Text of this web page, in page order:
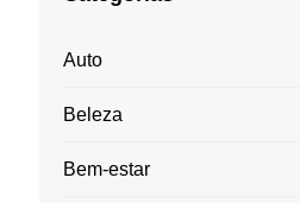
Auto
Beleza
Bem-estar